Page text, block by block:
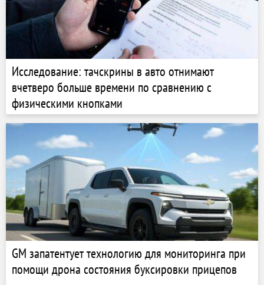
Исследование: тачскрины в авто отнимают
вчетверо больше времени по сравнению с
физическими кнопками
GM запатентует технологию для мониторинга при
помощи дрона состояния буксировки прицепов